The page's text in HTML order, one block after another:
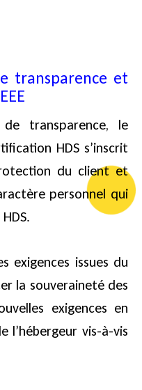
transparence et
de transparence, le
HDS s’inscrit
du client et
personnel qui
exigences issues du
la souveraineté des
exigences en
l’hébergeur vis-à-vis